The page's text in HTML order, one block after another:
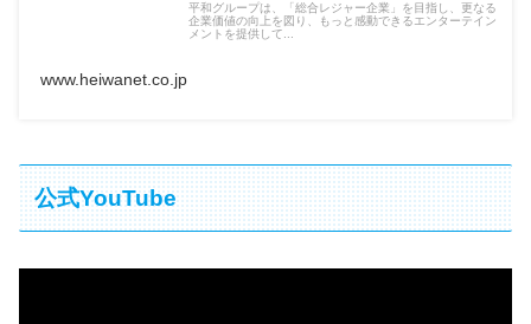
平和グループは、「総合レジャー企業」を目指し、更なる
企業価値の向上を図り、もっと感動できるエンターテイン
メントを提供して...
www.heiwanet.co.jp
公式YouTube